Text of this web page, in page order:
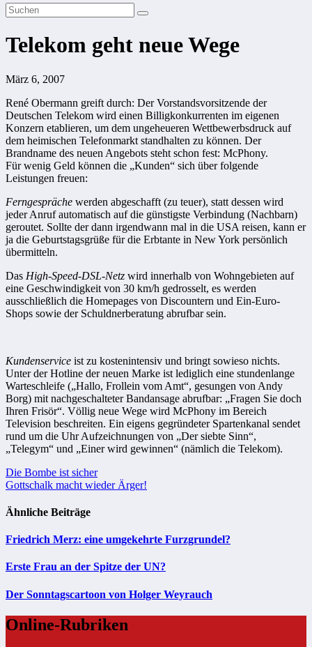
Telekom geht neue Wege
März 6, 2007
René Obermann greift durch: Der Vorstandsvorsitzende der
Deutschen Telekom wird einen Billigkonkurrenten im eigenen
Konzern etablieren, um dem ungeheueren Wettbewerbsdruck auf
dem heimischen Telefonmarkt standhalten zu können. Der
Brandname des neuen Angebots steht schon fest: McPhony.
Für wenig Geld können die „Kunden“ sich über folgende
Leistungen freuen:
Ferngespräche werden abgeschafft (zu teuer), statt dessen wird
jeder Anruf automatisch auf die günstigste Verbindung (Nachbarn)
geroutet. Sollte der dann irgendwann mal in die USA reisen, kann er
ja die Geburtstagsgrüße für die Erbtante in New York persönlich
übermitteln.
Das High-Speed-DSL-Netz wird innerhalb von Wohngebieten auf
eine Geschwindigkeit von 30 km/h gedrosselt, es werden
ausschließlich die Homepages von Discountern und Ein-Euro-
Shops sowie der Schuldnerberatung abrufbar sein.
Kundenservice ist zu kostenintensiv und bringt sowieso nichts.
Unter der Hotline der neuen Marke ist lediglich eine stundenlange
Warteschleife („Hallo, Frollein vom Amt“, gesungen von Andy
Borg) mit nachgeschalteter Bandansage abrufbar: „Fragen Sie doch
Ihren Frisör“. Völlig neue Wege wird McPhony im Bereich
Television beschreiten. Ein eigens gegründeter Spartenkanal sendet
rund um die Uhr Aufzeichnungen von „Der siebte Sinn“,
„Telegym“ und „Einer wird gewinnen“ (nämlich die Telekom).
Beitragsnavigation
Die Bombe ist sicher
Gottschalk macht wieder Ärger!
Ähnliche Beiträge
Friedrich Merz: eine umgekehrte Furzgrundel?
Erste Frau an der Spitze der UN?
Der Sonntagscartoon von Holger Weyrauch
Online-Rubriken